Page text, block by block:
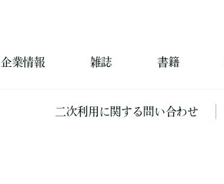
企業情報 雑誌 書籍
二次利用に関する問い合わせ